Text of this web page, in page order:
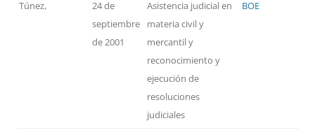
Túnez,
24 de
septiembre
de 2001
Asistencia judicial en
materia civil y
mercantil y
reconocimiento y
ejecución de
resoluciones
judiciales
BOE